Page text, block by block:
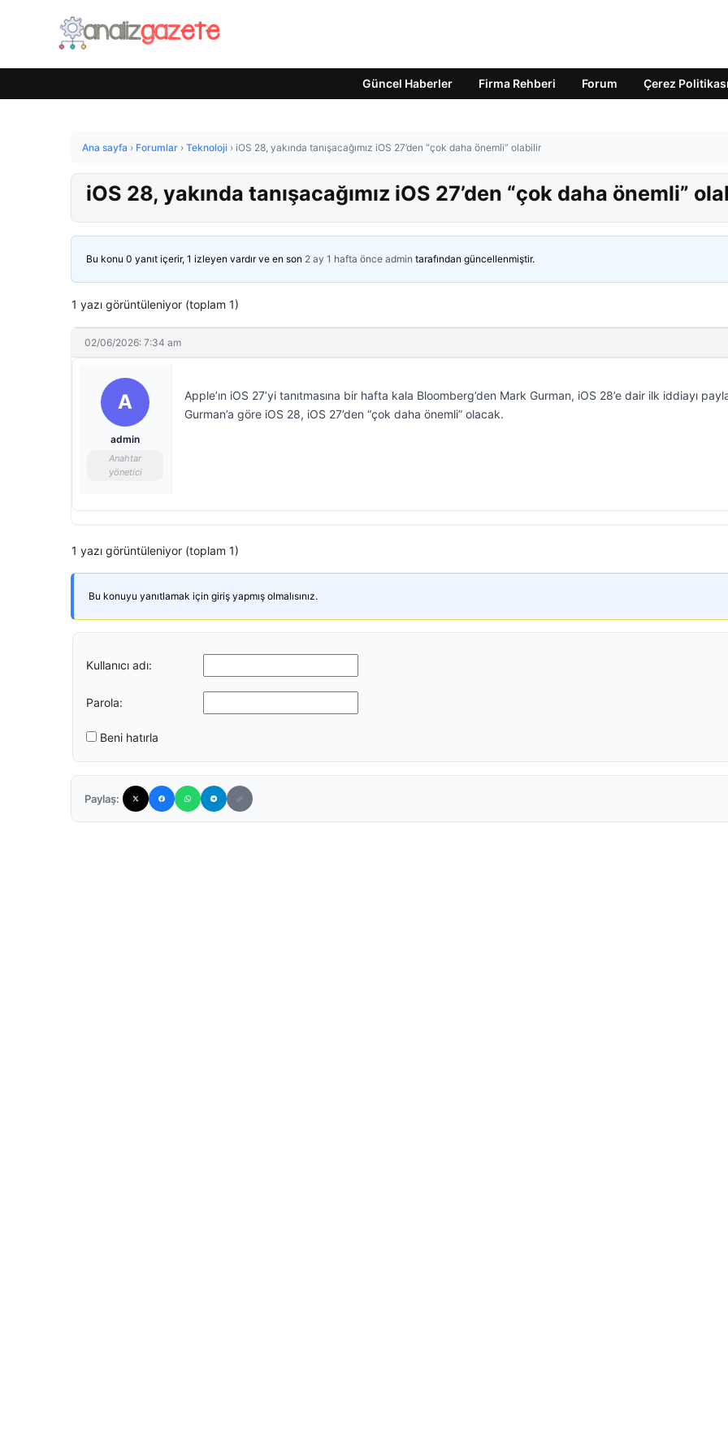
Güncel Haberler Firma Rehberi Forum Çerez Politikası
Ana sayfa › Forumlar › Teknoloji › iOS 28, yakında tanışacağımız iOS 27’den “çok daha önemli” olabilir
iOS 28, yakında tanışacağımız iOS 27’den “çok daha önemli”
Bu konu 0 yanıt içerir, 1 izleyen vardır ve en son 2 ay 1 hafta önce admin tarafından güncellenmiştir.
1 yazı görüntüleniyor (toplam 1)
02/06/2026: 7:34 am
A
admin
Anahtar
yönetici
Apple’ın iOS 27’yi tanıtmasına bir hafta kala Bloomberg’den Mark Gurman, iOS 28’e dair ilk iddiayı
Gurman’a göre iOS 28, iOS 27’den “çok daha önemli” olacak.
1 yazı görüntüleniyor (toplam 1)
Bu konuyu yanıtlamak için giriş yapmış olmalısınız.
Kullanıcı adı:
Parola:
Beni hatırla
Paylaş: